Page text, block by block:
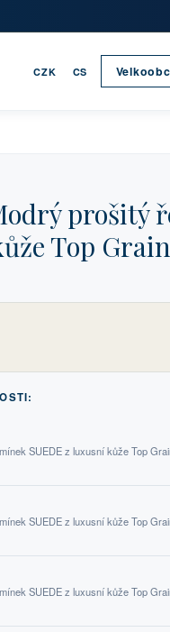
CZK CS
prošitý
Top Grain
SUEDE z luxusní kůže Top
SUEDE z luxusní kůže Top
SUEDE z luxusní kůže Top